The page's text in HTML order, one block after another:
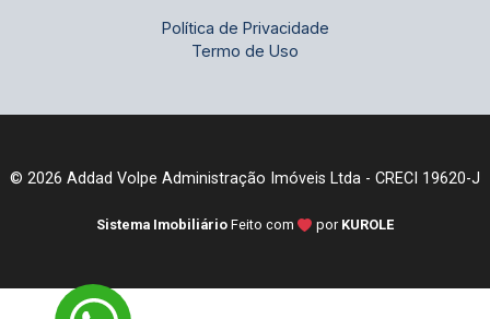
Política de Privacidade
Termo de Uso
© 2026 Addad Volpe Administração Imóveis Ltda - CRECI 19620-J
Sistema Imobiliário Feito com por KUROLE